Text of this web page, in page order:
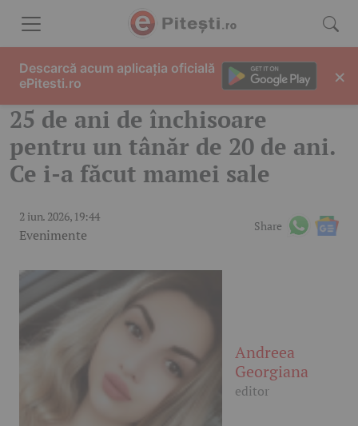
25 de ani de închisoare
pentru un tânăr de 20 de ani.
Ce i-a făcut mamei sale
2 iun. 2026, 19:44
Evenimente
Share
Andreea
Georgiana
editor
Descarcă acum aplicația oficială
ePitesti.ro
×